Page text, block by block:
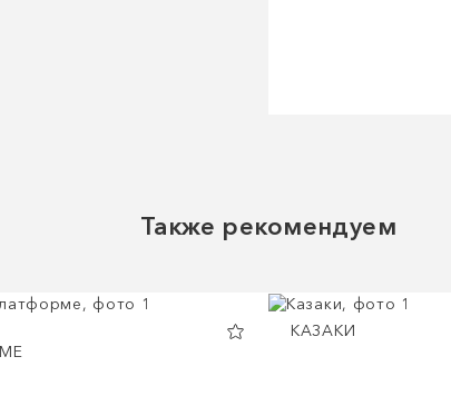
Также рекомендуем
КАЗАКИ